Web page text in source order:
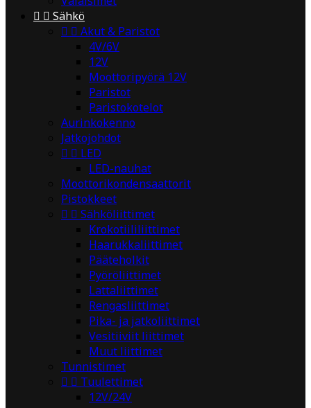
  Sähkö
  Akut & Paristot
4V/6V
12V
Moottoripyörä 12V
Paristot
Paristokotelot
Aurinkokenno
Jatkojohdot
  LED
LED-nauhat
Moottorikondensaattorit
Pistokkeet
  Sähköliittimet
Krokotiililiittimet
Haarukkaliittimet
Pääteholkit
Pyöröliittimet
Lattaliittimet
Rengasliittimet
Pika- ja jatkoliittimet
Vesitiiviit liittimet
Muut liittimet
Tunnistimet
  Tuulettimet
12V/24V